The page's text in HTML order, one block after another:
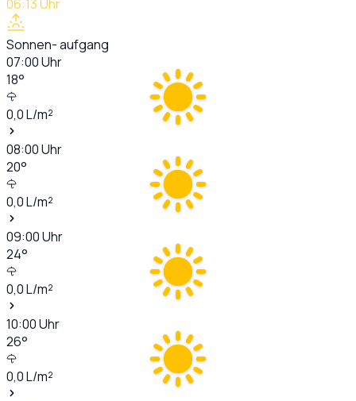
06:13Uhr
Sonnen- aufgang
07:00Uhr
18°
0,0L/m²
08:00Uhr
20°
0,0L/m²
09:00Uhr
24°
0,0L/m²
10:00Uhr
26°
0,0L/m²